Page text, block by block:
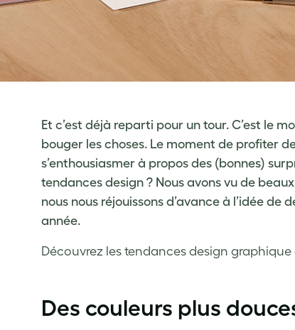
Et c’est déjà reparti pour un tour. C’est le
bouger les choses. Le moment de profiter
s’enthousiasmer à propos des (bonnes)
tendances design? Nous avons vu de
nous nous réjouissons d’avance à l’idée
année.
Découvrez les tendances design graphique
Des couleurs plus